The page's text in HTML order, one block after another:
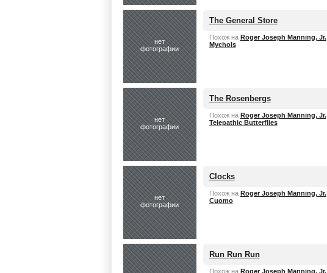
нет
фотографии
The General Store
Похож на Roger Joseph Manning, Jr.
Mychols
нет
фотографии
The Rosenbergs
Похож на Roger Joseph Manning, Jr.
Telepathic Butterflies
нет
фотографии
Clocks
Похож на Roger Joseph Manning, Jr.
Cuomo
Run Run Run
Похож на Roger Joseph Manning, Jr.